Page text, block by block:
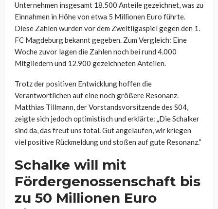
Unternehmen insgesamt 18.500 Anteile gezeichnet, was zu
Einnahmen in Höhe von etwa 5 Millionen Euro führte.
Diese Zahlen wurden vor dem Zweitligaspiel gegen den 1.
FC Magdeburg bekannt gegeben. Zum Vergleich: Eine
Woche zuvor lagen die Zahlen noch bei rund 4.000
Mitgliedern und 12.900 gezeichneten Anteilen.
Trotz der positiven Entwicklung hoffen die
Verantwortlichen auf eine noch größere Resonanz.
Matthias Tillmann, der Vorstandsvorsitzende des S04,
zeigte sich jedoch optimistisch und erklärte: „Die Schalker
sind da, das freut uns total. Gut angelaufen, wir kriegen
viel positive Rückmeldung und stoßen auf gute Resonanz.“
Schalke will mit
Fördergenossenschaft bis
zu 50 Millionen Euro